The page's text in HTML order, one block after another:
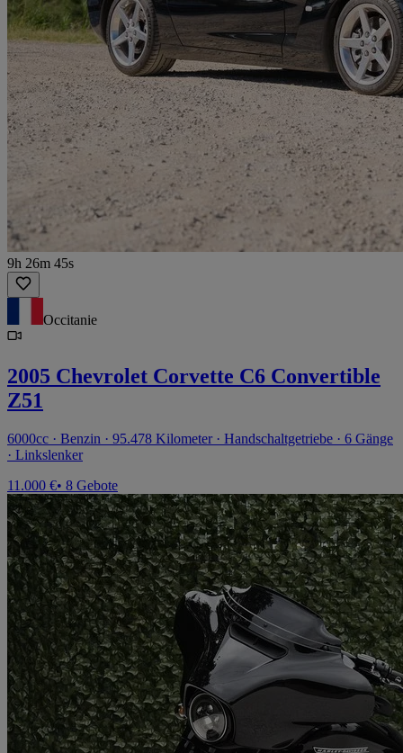
9h 26m 45s
Occitanie
2005 Chevrolet Corvette C6 Convertible
Z51
6000cc · Benzin · 95.478 Kilometer · Handschaltgetriebe · 6 Gänge
· Linkslenker
11.000 €• 8 Gebote